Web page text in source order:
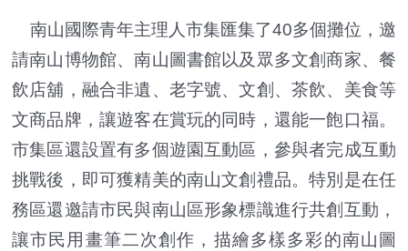
南山國際青年主理人市集匯集了40多個攤位，邀
請南山博物館、南山圖書館以及眾多文創商家、餐
飲店舖，融合非遺、老字號、文創、茶飲、美食等
文商品牌，讓遊客在賞玩的同時，還能一飽口福。
市集區還設置有多個遊園互動區，參與者完成互動
挑戰後，即可獲精美的南山文創禮品。特別是在任
務區還邀請市民與南山區形象標識進行共創互動，
讓市民用畫筆二次創作，描繪多樣多彩的南山圖